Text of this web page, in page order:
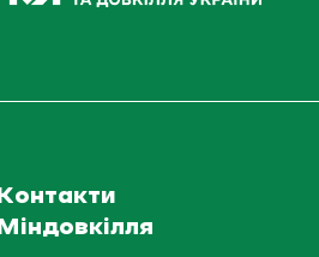
Контакти
Міндовкілля